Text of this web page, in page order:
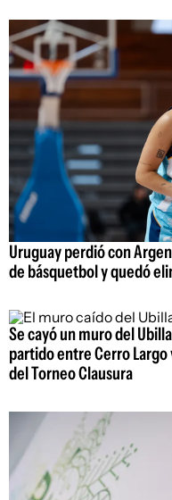
Uruguay perdió con
de básquetbol y quedó
Se cayó un muro del
partido entre Cerro
del Torneo Clausura